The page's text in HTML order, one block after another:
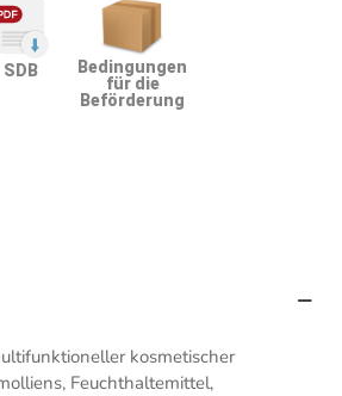
SDB
Bedingungen
für die
Beförderung
kosmetischer
Feuchthaltemittel,